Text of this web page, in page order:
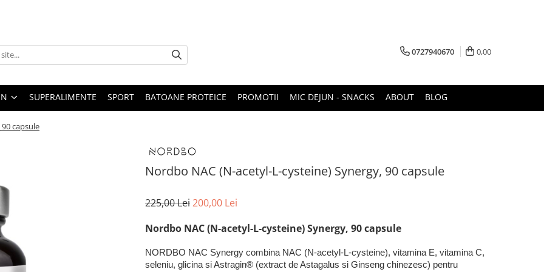
0727940670 0,00
SUPERALIMENTE SPORT BATOANE PROTEICE PROMOTII MIC DEJUN - SNACKS ABOUT BLOG
capsule
Nordbo NAC (N-acetyl-L-cysteine) Synergy, 90 capsule
225,00 Lei200,00 Lei
Nordbo NAC (N-acetyl-L-cysteine) Synergy, 90 capsule
NORDBO NAC Synergy combina NAC (N-acetyl-L-cysteine), vitamina E, vitamina C,
seleniu, glicina si Astragin® (extract de Astagalus si Ginseng chinezesc) pentru